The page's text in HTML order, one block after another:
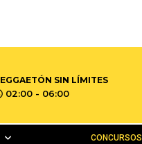
SIN LÍMITES
02:00 - 06:00
CONCURSOS